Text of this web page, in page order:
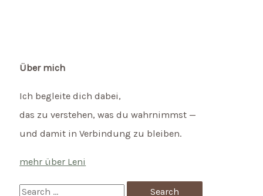
Über mich
Ich begleite dich dabei,
das zu verstehen, was du wahrnimmst —
und damit in Verbindung zu bleiben.
mehr über Leni
S